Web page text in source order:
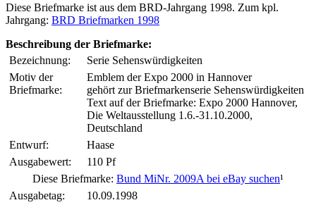
Diese Briefmarke ist aus dem BRD-Jahrgang 1998. Zum kpl.
Jahrgang: BRD Briefmarken 1998
Beschreibung der Briefmarke:
Bezeichnung:
Serie Sehenswürdigkeiten
Motiv der
Briefmarke:
Emblem der Expo 2000 in Hannover
gehört zur Briefmarkenserie Sehenswürdigkeiten
Text auf der Briefmarke: Expo 2000 Hannover,
Die Weltausstellung 1.6.-31.10.2000,
Deutschland
Entwurf:
Haase
Ausgabewert:
110 Pf
Diese Briefmarke: Bund MiNr. 2009A bei eBay suchen¹
Ausgabetag:
10.09.1998